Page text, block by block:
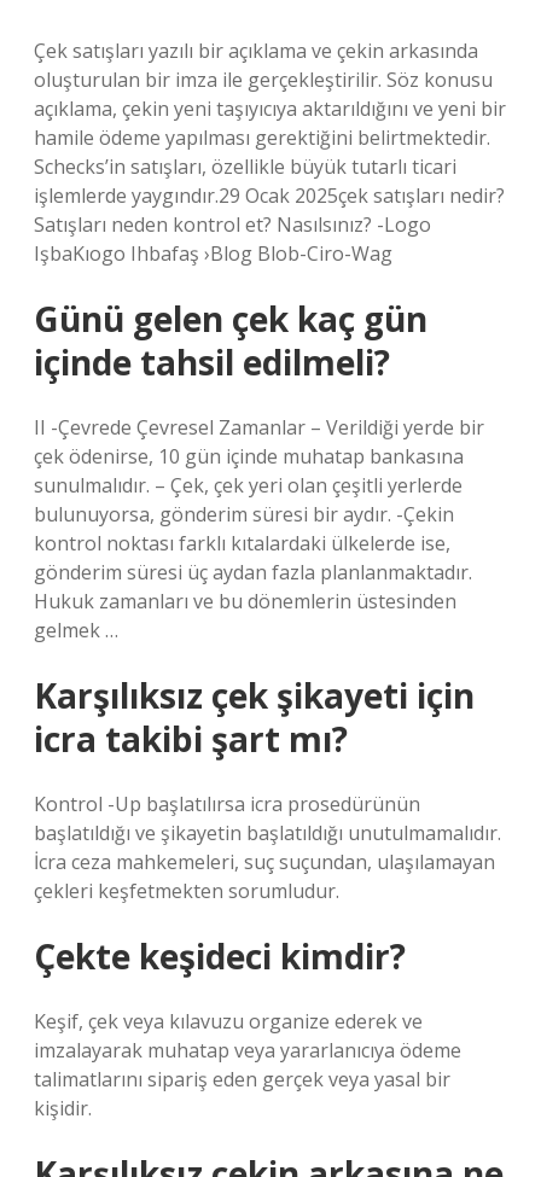
Çek satışları yazılı bir açıklama ve çekin arkasında
oluşturulan bir imza ile gerçekleştirilir. Söz konusu
açıklama, çekin yeni taşıyıcıya aktarıldığını ve yeni bir
hamile ödeme yapılması gerektiğini belirtmektedir.
Schecks’in satışları, özellikle büyük tutarlı ticari
işlemlerde yaygındır.29 Ocak 2025çek satışları nedir?
Satışları neden kontrol et? Nasılsınız? -Logo
IşbaKıogo Ihbafaş ›Blog Blob-Ciro-Wag
Günü gelen çek kaç gün
içinde tahsil edilmeli?
II -Çevrede Çevresel Zamanlar – Verildiği yerde bir
çek ödenirse, 10 gün içinde muhatap bankasına
sunulmalıdır. – Çek, çek yeri olan çeşitli yerlerde
bulunuyorsa, gönderim süresi bir aydır. -Çekin
kontrol noktası farklı kıtalardaki ülkelerde ise,
gönderim süresi üç aydan fazla planlanmaktadır.
Hukuk zamanları ve bu dönemlerin üstesinden
gelmek …
Karşılıksız çek şikayeti için
icra takibi şart mı?
Kontrol -Up başlatılırsa icra prosedürünün
başlatıldığı ve şikayetin başlatıldığı unutulmamalıdır.
İcra ceza mahkemeleri, suç suçundan, ulaşılamayan
çekleri keşfetmekten sorumludur.
Çekte keşideci kimdir?
Keşif, çek veya kılavuzu organize ederek ve
imzalayarak muhatap veya yararlanıcıya ödeme
talimatlarını sipariş eden gerçek veya yasal bir
kişidir.